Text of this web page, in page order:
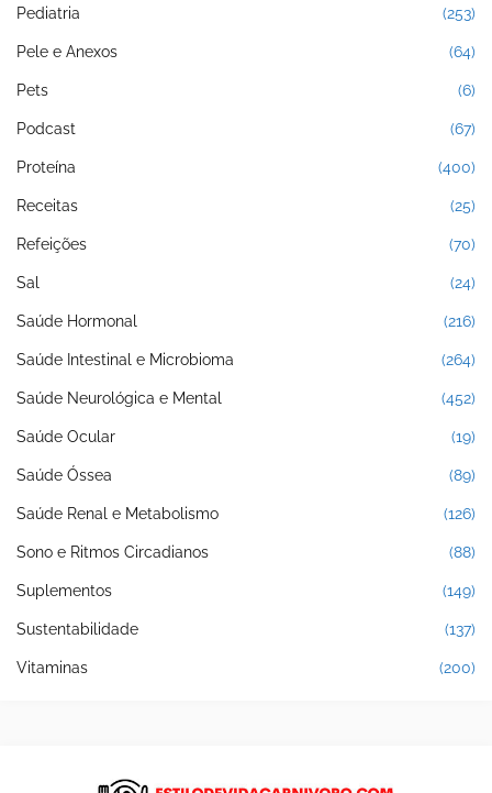
Pediatria (253)
Pele e Anexos (64)
Pets (6)
Podcast (67)
Proteína (400)
Receitas (25)
Refeições (70)
Sal (24)
Saúde Hormonal (216)
Saúde Intestinal e Microbioma (264)
Saúde Neurológica e Mental (452)
Saúde Ocular (19)
Saúde Óssea (89)
Saúde Renal e Metabolismo (126)
Sono e Ritmos Circadianos (88)
Suplementos (149)
Sustentabilidade (137)
Vitaminas (200)